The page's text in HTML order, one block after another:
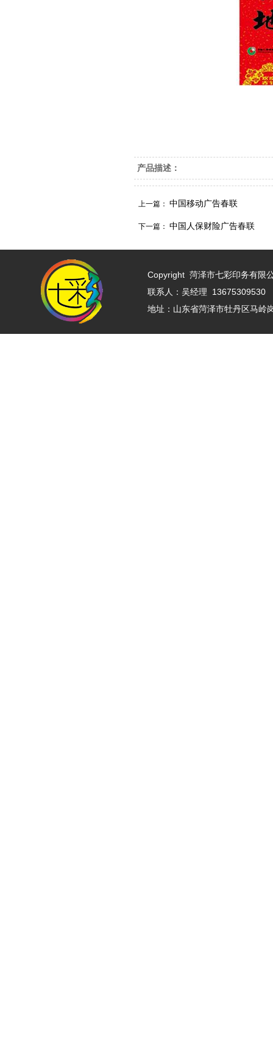
产品描述：
上一篇： 中国移动广告春联
下一篇： 中国人保财险广告春联
Copyright 菏泽市七彩印务有限
联系人：吴经理
地址：山东省菏泽市牡丹区马